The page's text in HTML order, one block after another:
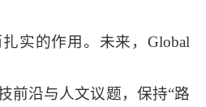
实的作用。未来，Global
前沿与人文议题，保持“路